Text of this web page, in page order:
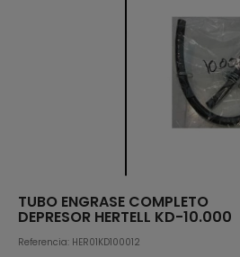
TUBO ENGRASE COMPLETO
DEPRESOR HERTELL KD-10.000
Referencia: HER01KD100012